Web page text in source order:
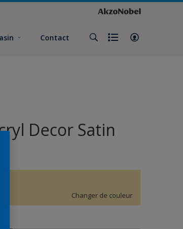
Contact
Decor Satin
Changer de couleur